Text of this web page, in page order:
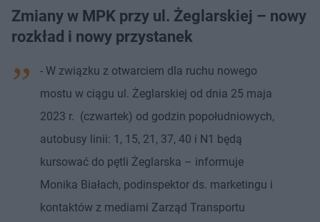
Zmiany w MPK przy ul. Żeglarskiej – nowy
rozkład i nowy przystanek
- W związku z otwarciem dla ruchu nowego
mostu w ciągu ul. Żeglarskiej od dnia 25 maja
2023 r. (czwartek) od godzin popołudniowych,
autobusy linii: 1, 15, 21, 37, 40 i N1 będą
kursować do pętli Żeglarska – informuje
Monika Białach, podinspektor ds. marketingu i
kontaktów z mediami Zarząd Transportu